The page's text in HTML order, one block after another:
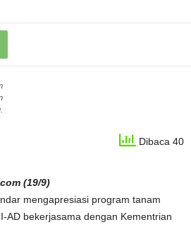
Dibaca 40
(19/9)
mengapresiasi program tanam
AD bekerjasama dengan Kementrian